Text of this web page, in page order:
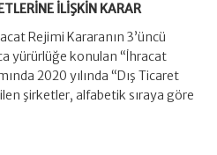
İLİŞKİN KARAR
Rejimi Kararanın 3’üncü
yürürlüğe konulan “İhracat
2020 yılında “Dış Ticaret
şirketler, alfabetik sıraya göre